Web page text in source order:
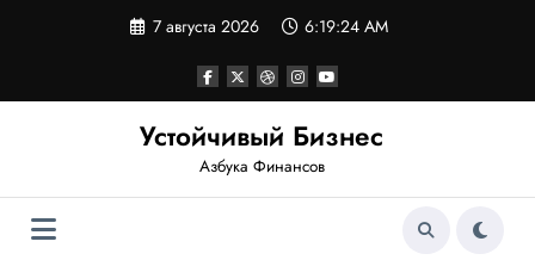
7 августа 2026 6:19:25 AM
Устойчивый Бизнес
Азбука Финансов